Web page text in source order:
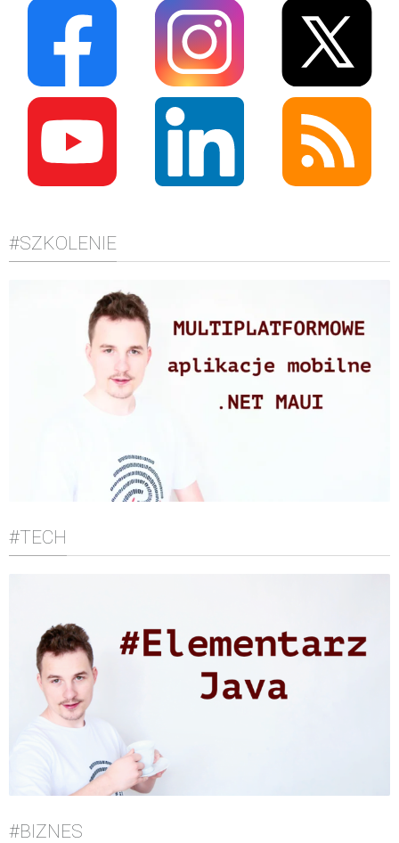
BIZNES
PO GODZINACH
KONTAKT
#SZKOLENIE
#TECH
#BIZNES